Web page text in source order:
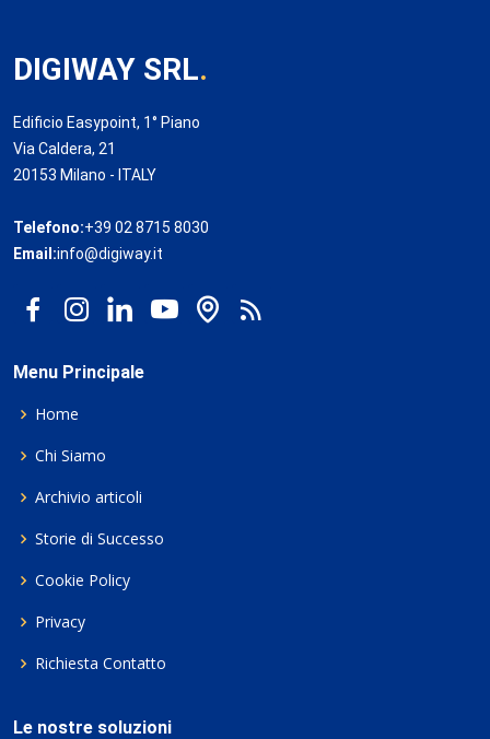
DIGIWAY SRL.
Edificio Easypoint, 1° Piano
Via Caldera, 21
20153 Milano - ITALY
Telefono:+39 02 8715 8030
Email:info@digiway.it
Menu Principale
Home
Chi Siamo
Archivio articoli
Storie di Successo
Cookie Policy
Privacy
Richiesta Contatto
Le nostre soluzioni